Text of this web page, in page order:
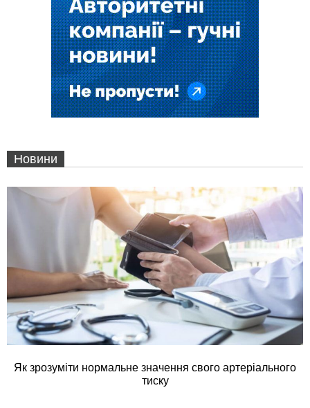
Новини
Як зрозуміти нормальне значення свого артеріального
тиску